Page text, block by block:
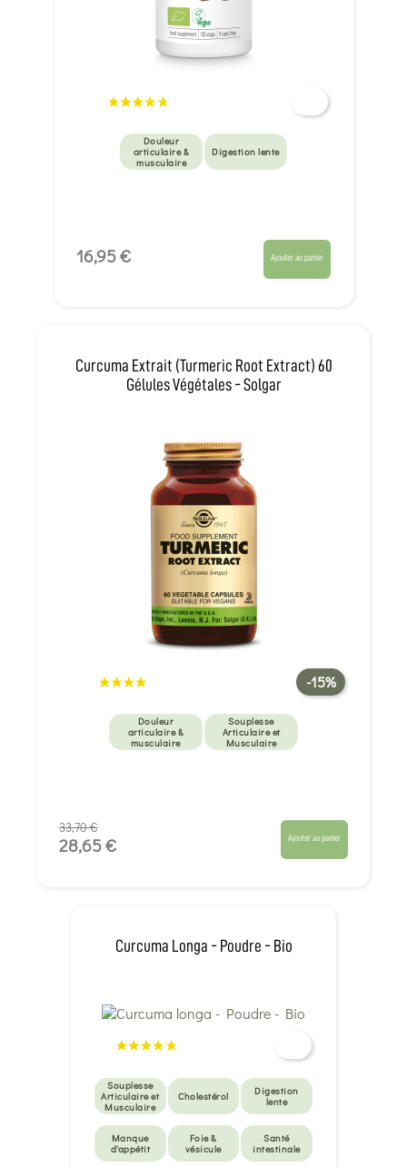
Douleur
articulaire &
musculaire
Digestion lente
16,95 € Ajouter au panier
Curcuma Extrait (Turmeric Root Extract) 60
Gélules Végétales - Solgar
-15%
Douleur
articulaire &
musculaire
Souplesse
Articulaire et
Musculaire
33,70 €
28,65 € Ajouter au panier
Curcuma Longa - Poudre - Bio
Souplesse
Articulaire et
Musculaire
Cholestérol
Digestion
lente
Manque
d'appétit
Foie &
vésicule
Santé
intestinale